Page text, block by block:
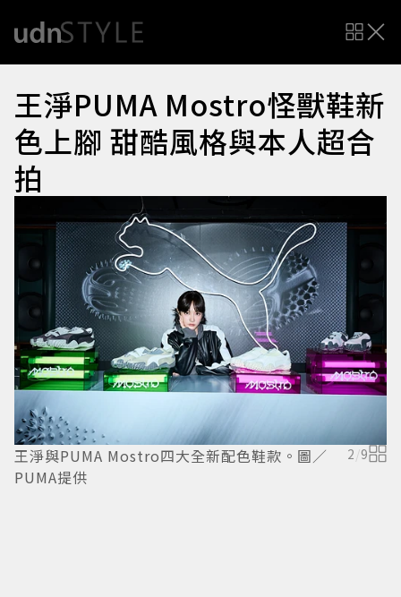
王淨PUMA Mostro怪獸鞋新
色上腳 甜酷風格與本人超合
拍
王淨與PUMA Mostro四大全新配色鞋款。圖／
PUMA提供
2 /9